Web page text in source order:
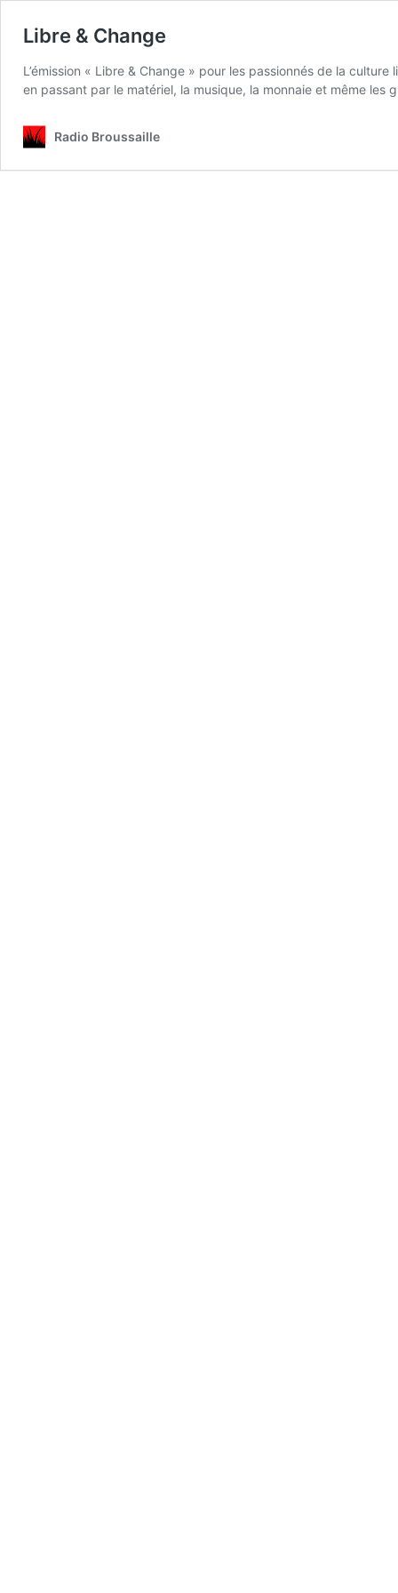
Libre & Change
L’émission « Libre & Change » pour les passionnés de la
en passant par le matériel, la musique, la monnaie et même les
Radio Broussaille